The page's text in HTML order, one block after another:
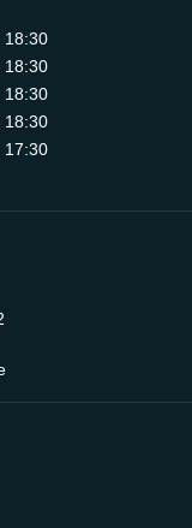
18:30
18:30
18:30
18:30
17:30